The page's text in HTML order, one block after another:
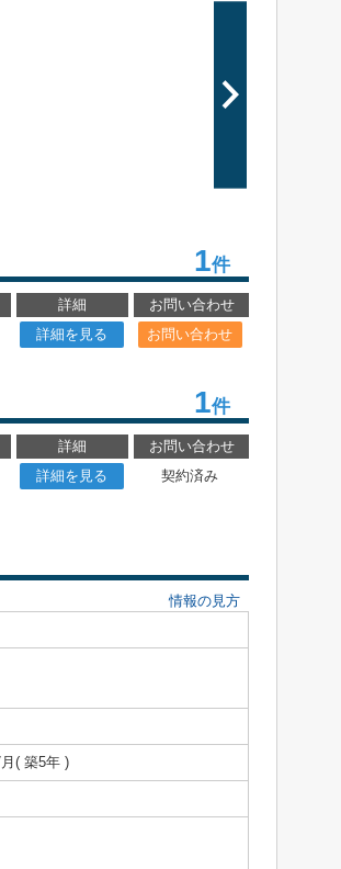
1件
詳細
お問い合わせ
詳細を見る お問い合わせ
1件
詳細
お問い合わせ
詳細を見る
契約済み
情報の見方
( 築5年 )